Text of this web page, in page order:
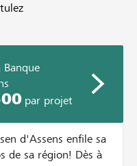
par projet
de sa région! Dès à